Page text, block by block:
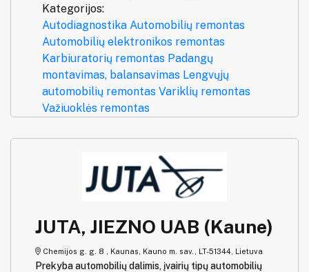
Kategorijos:
Autodiagnostika Automobilių remontas
Automobilių elektronikos remontas
Karbiuratorių remontas Padangų
montavimas, balansavimas Lengvųjų
automobilių remontas Variklių remontas
Važiuoklės remontas
JUTA, JIEZNO UAB (Kaune)
Chemijos g. g. 8 , Kaunas, Kauno m. sav., LT-51344, Lietuva
Prekyba automobilių dalimis, įvairių tipų automobilių